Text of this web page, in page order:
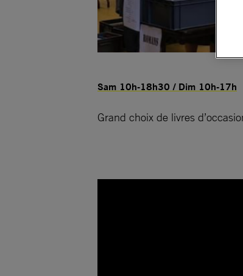
Sam 10h-18h30 / Dim 10h-17h
Grand choix de livres